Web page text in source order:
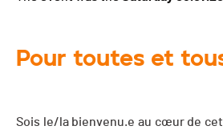
Pour toutes et
Sois le/la bienvenu.e au cœur de